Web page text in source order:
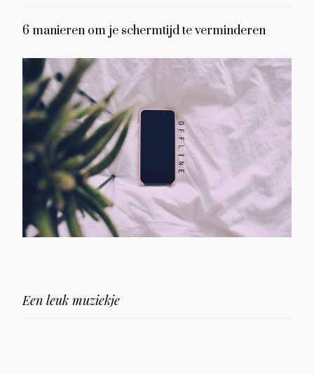
6 manieren om je schermtijd te verminderen
Een leuk muziekje